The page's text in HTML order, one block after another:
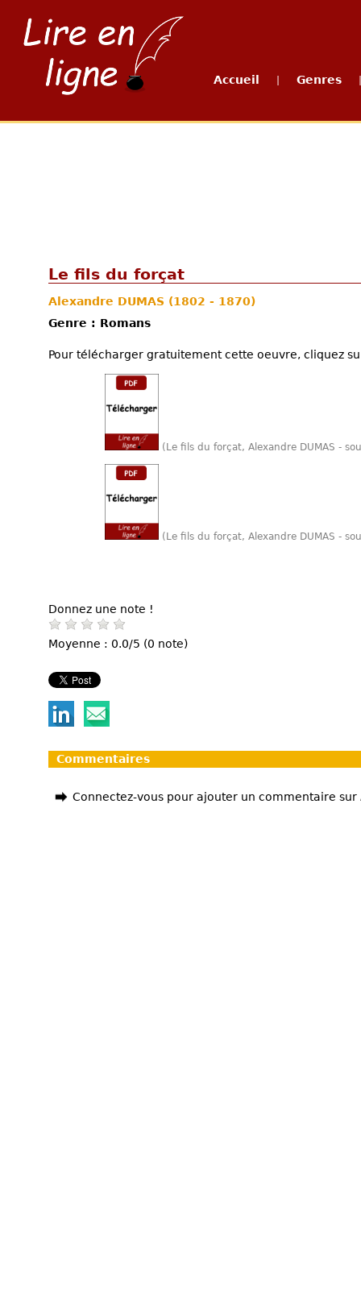
Accueil Genres
Le fils du forçat
Alexandre DUMAS (1802 - 1870)
Genre : Romans
Pour télécharger gratuitement cette oeuvre, cliquez
(Le fils du forçat, Alexandre DUMAS -
(Le fils du forçat, Alexandre DUMAS -
Donnez une note !
Moyenne : 0.0/5 (0 note)
Commentaires
Connectez-vous pour ajouter un commentaire sur